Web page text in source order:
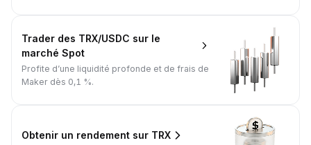
Trader des TRX/USDC sur le
marché Spot
Profite d’une liquidité profonde et de frais de
Maker dès 0,1 %.
Obtenir un rendement sur TRX